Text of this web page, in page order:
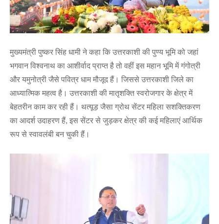
मुख्यमंत्री पुष्कर सिंह धामी ने कहा कि उत्तरकाशी की पुण्य भूमि को जहां
भगवान विश्वनाथ का आशीर्वाद प्राप्त है तो वहीं इस महान भूमि में गंगोत्री
और यमुनोत्री जैसे पवित्र धाम मौजूद हैं। जिससे उत्तरकाशी जिले का
आध्यात्मिक महत्व है। उत्तरकाशी की मातृशक्ति स्वरोजगार के क्षेत्र में
बेहतरीन काम कर रही हैं। थत्यूड़ जैसा ग्रोथ सेंटर महिला सशक्तिकरण
का आदर्श उदाहरण हैं, इस सेंटर से जुड़कर क्षेत्र की कई महिलाएं आर्थिक
रूप से स्वावलंबी बन चुकी हैं।